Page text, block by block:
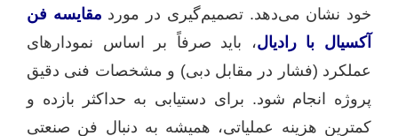
خود نشان می‌دهد. تصمیم‌گیری در مورد مقایسه فن
آکسیال با رادیال، باید صرفاً بر اساس نمودارهای
عملکرد (فشار در مقابل دبی) و مشخصات فنی دقیق
پروژه انجام شود. برای دستیابی به حداکثر بازده و
کمترین هزینه عملیاتی، همیشه به دنبال فن صنعتی